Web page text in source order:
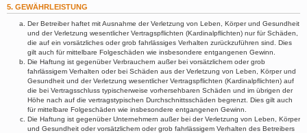
5. GEWÄHRLEISTUNG
Der Betreiber haftet mit Ausnahme der Verletzung von Leben, Körper und Gesundheit
und der Verletzung wesentlicher Vertragspflichten (Kardinalpflichten) nur für Schäden,
die auf ein vorsätzliches oder grob fahrlässiges Verhalten zurückzuführen sind. Dies
gilt auch für mittelbare Folgeschäden wie insbesondere entgangenen Gewinn.
Die Haftung ist gegenüber Verbrauchern außer bei vorsätzlichem oder grob
fahrlässigem Verhalten oder bei Schäden aus der Verletzung von Leben, Körper und
Gesundheit und der Verletzung wesentlicher Vertragspflichten (Kardinalpflichten) auf
die bei Vertragsschluss typischerweise vorhersehbaren Schäden und im übrigen der
Höhe nach auf die vertragstypischen Durchschnittsschäden begrenzt. Dies gilt auch
für mittelbare Folgeschäden wie insbesondere entgangenen Gewinn.
Die Haftung ist gegenüber Unternehmern außer bei der Verletzung von Leben, Körper
und Gesundheit oder vorsätzlichem oder grob fahrlässigem Verhalten des Betreibers